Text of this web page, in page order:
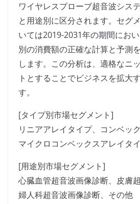
ワイヤレスプローブ超音波シス
と用途別に区分されます。セグ
いては2019-2031年の期間にお
別の消費額の正確な計算と予測
します。この分析は、適格なニ
トとすることでビジネスを拡大
す。
[タイプ別市場セグメント]
リニアアレイタイプ、コンベッ
マイクロコンベックスアレイタ
[用途別市場セグメント]
心臓血管超音波画像診断、皮膚
婦人科超音波画像診断、その他